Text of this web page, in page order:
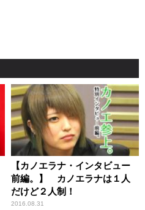
【カノエラナ・インタビュー
前編。】 カノエラナは１人
だけど２人制！
2016.08.31